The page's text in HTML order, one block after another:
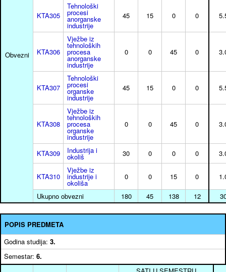
Obvezni
KTA305
Tehnološki
procesi
anorganske
industrije
45 15 0 0
KTA306
Vježbe iz
tehnoloških
procesa
anorganske
industrije
0 0 45 0
KTA307
Tehnološki
procesi
organske
industrije
45 15 0 0
KTA308
Vježbe iz
tehnoloških
procesa
organske
industrije
0 0 45 0
KTA309 Industrija i
okoliš 30 0 0 0
KTA310
Vježbe iz
industrije i
okoliša
0 0 15 0
Ukupno obvezni 180 45 138 12
POPIS PREDMETA
Godina studija:3.
Semestar:6.